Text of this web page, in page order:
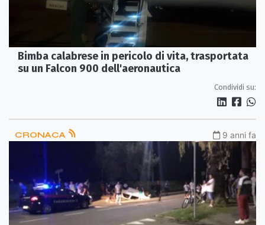
Bimba calabrese in pericolo di vita, trasportata
su un Falcon 900 dell'aeronautica
Condividi su:
CRONACA 9 anni fa